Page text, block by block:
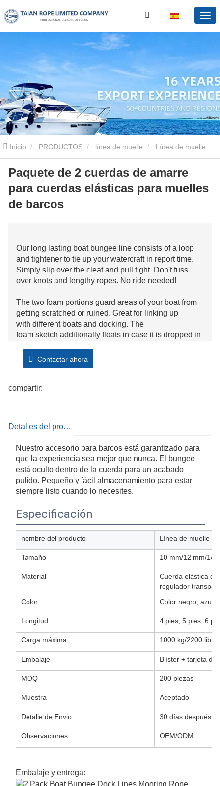
Inicio PRODUCTOS línea de muelle Línea de muelle
Bungee Paquete de 2 cuerdas de amarre para cuerdas elásticas
para muelles de barcos
Paquete de 2 cuerdas de amarre
para cuerdas elásticas para muelles
de barcos
Our long lasting boat bungee line consists of a loop
and tightener to tie up your watercraft in report time.
Simply slip over the cleat and pull tight. Don't fuss
over knots and lengthy ropes. No ride needed!
The two foam portions guard areas of your boat from
getting scratched or ruined. Great for linking up
with different boats and docking. The
foam sketch additionally floats in case it is dropped in
Contactar ahora
compartir:
Detalles del producto
Nuestro accesorio para barcos está garantizado para
que la experiencia sea mejor que nunca. El bungee
está oculto dentro de la cuerda para un acabado
pulido. Pequeño y fácil almacenamiento para estar
siempre listo cuando lo necesites.
Especificación
nombre del producto Línea de muelle
Tamaño 10 mm/12 mm/14
Material
Cuerda elástica
regulador
Color
Color negro, azul
Longitud 4 pies, 5 pies, 6
Carga máxima 1000 kg/2200
Embalaje Blíster + tarjeta de
MOQ 200 piezas
Muestra Aceptado
Detalle de Envio 30 días después
Observaciones OEM/ODM
Embalaje y entrega: